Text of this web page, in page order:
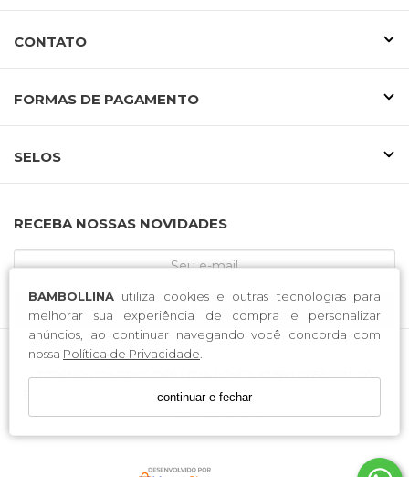
BAMBOLLINA utiliza cookies e outras tecnologias para
melhorar sua experiência de compra e personalizar
anúncios, ao continuar navegando você concorda com
nossa Política de Privacidade
continuar e fechar
CONTATO
FORMAS DE PAGAMENTO
SELOS
RECEBA NOSSAS NOVIDADES
CADASTRE-SE
T TREND CONFECCOES LTDA / CNPJ: 37.560.065/0001-00
Endereço: Rodovia José Tiscoski . 1651 . Bairro Boa Esperança .
Sombrio . SC . CEP 88960-000